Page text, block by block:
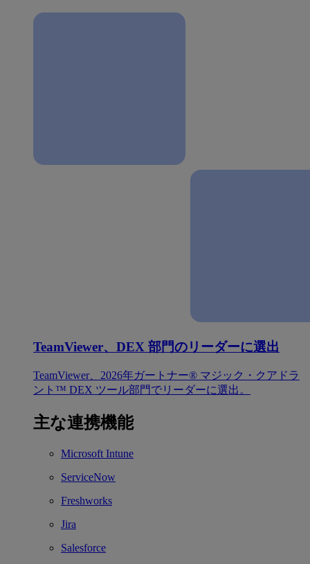
TeamViewer、DEX 部門のリーダーに選出
TeamViewer、2026年ガートナー® マジック・クアドラ
ント™ DEX ツール部門でリーダーに選出。
主な連携機能
Microsoft Intune
ServiceNow
Freshworks
Jira
Salesforce